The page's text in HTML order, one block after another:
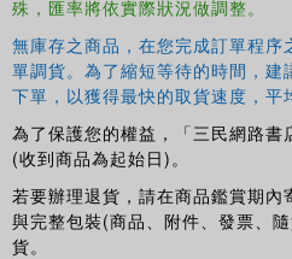
殊，匯率將依實際狀況做調整。
無庫存之商品，在您完成訂單程
單調貨。為了縮短等待的時間，建
下單，以獲得最快的取貨速度，平
為了保護您的權益，「三民網路書
(收到商品為起始日)。
若要辦理退貨，請在商品鑑賞期
與完整包裝(商品、附件、發票、
貨。